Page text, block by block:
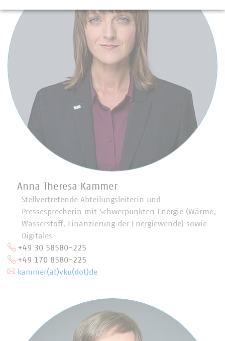
Anna Theresa Kammer
Stellvertretende Abteilungsleiterin und
Pressesprecherin mit Schwerpunkten Energie (Wärme,
Wasserstoff, Finanzierung der Energiewende) sowie
Digitales
+49 30 58580-225
+49 170 8580-225
kammer(at)vku(dot)de